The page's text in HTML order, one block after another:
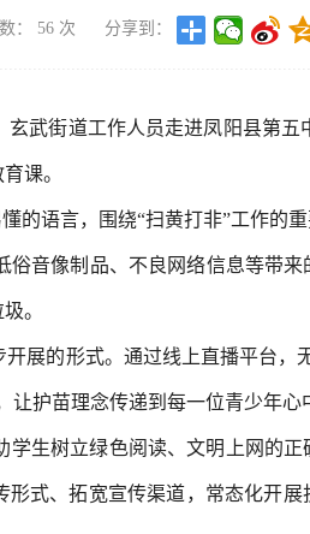
： 56 次 分享到：
武街道工作人员走进凤阳县第五
课。
的语言，围绕“扫黄打非”工作的
音像制品、不良网络信息等带
。
展的形式。通过线上直播平台
让护苗理念传递到每一位青少年心
生树立绿色阅读、文明上网的
式、拓宽宣传渠道，常态化开